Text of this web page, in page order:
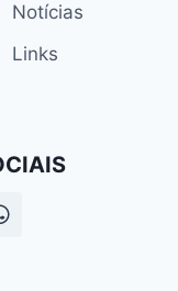
Notícias
Links